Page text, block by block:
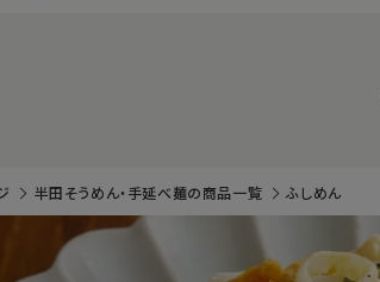
半田そうめん・手延べ麺の商品一覧 ふしめん